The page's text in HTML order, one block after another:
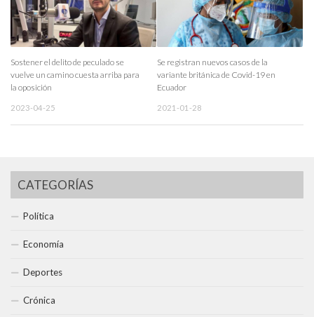
Sostener el delito de peculado se
vuelve un camino cuesta arriba para
la oposición
2023-04-25
Se registran nuevos casos de la
variante británica de Covid-19 en
Ecuador
2021-01-28
CATEGORÍAS
Política
Economía
Deportes
Crónica